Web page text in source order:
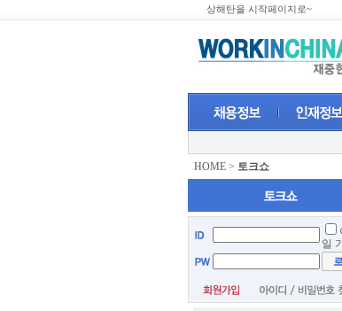
상해탄을 시작페이지로~
HOME > 토크쇼
일